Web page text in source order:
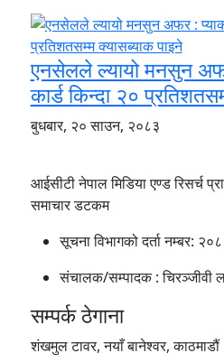
एनसेलले ल्यायो मनसुन
कार्ड किन्दा २०
बुधबार, २० साउन, २०८३
आईसीटी नेपाल मिडिया एण्ड रिसर्च
समाचार डटकम
सूचना विभागको दर्ता नम्बर:
संचालक/सम्पादक :चिरञ्जीवी
सम्पर्क ठेगाना
शंखमुल टावर, नयाँ बानेश्वर, काठमाडौं